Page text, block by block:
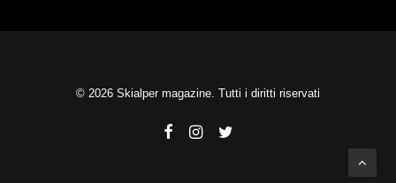
© 2026 Skialper magazine. Tutti i diritti riservati